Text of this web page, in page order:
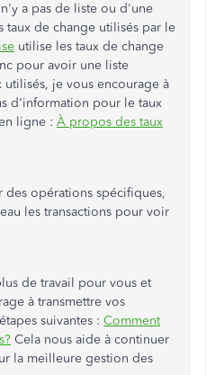
a pas de liste ou d'une
de change utilisés par le
utilise les taux de change
pour avoir une liste
je vous encourage à
d'information pour le taux
ligne : À propos des taux
des opérations spécifiques,
les transactions pour voir
de travail pour vous et
à transmettre vos
suivantes : Comment
Cela nous aide à continuer
la meilleure gestion des